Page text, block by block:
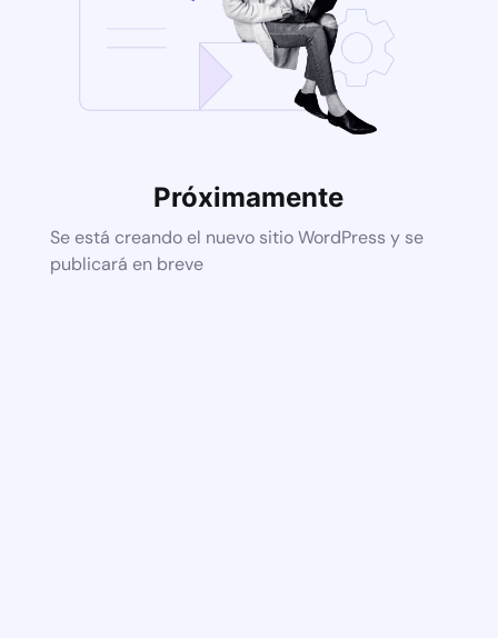
Próximamente
Se está creando el nuevo sitio WordPress y se
publicará en breve